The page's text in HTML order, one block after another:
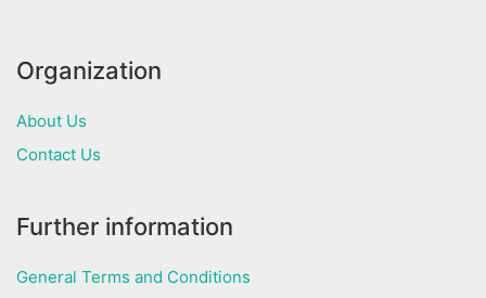
Organization
About Us
Contact Us
Further information
General Terms and Conditions